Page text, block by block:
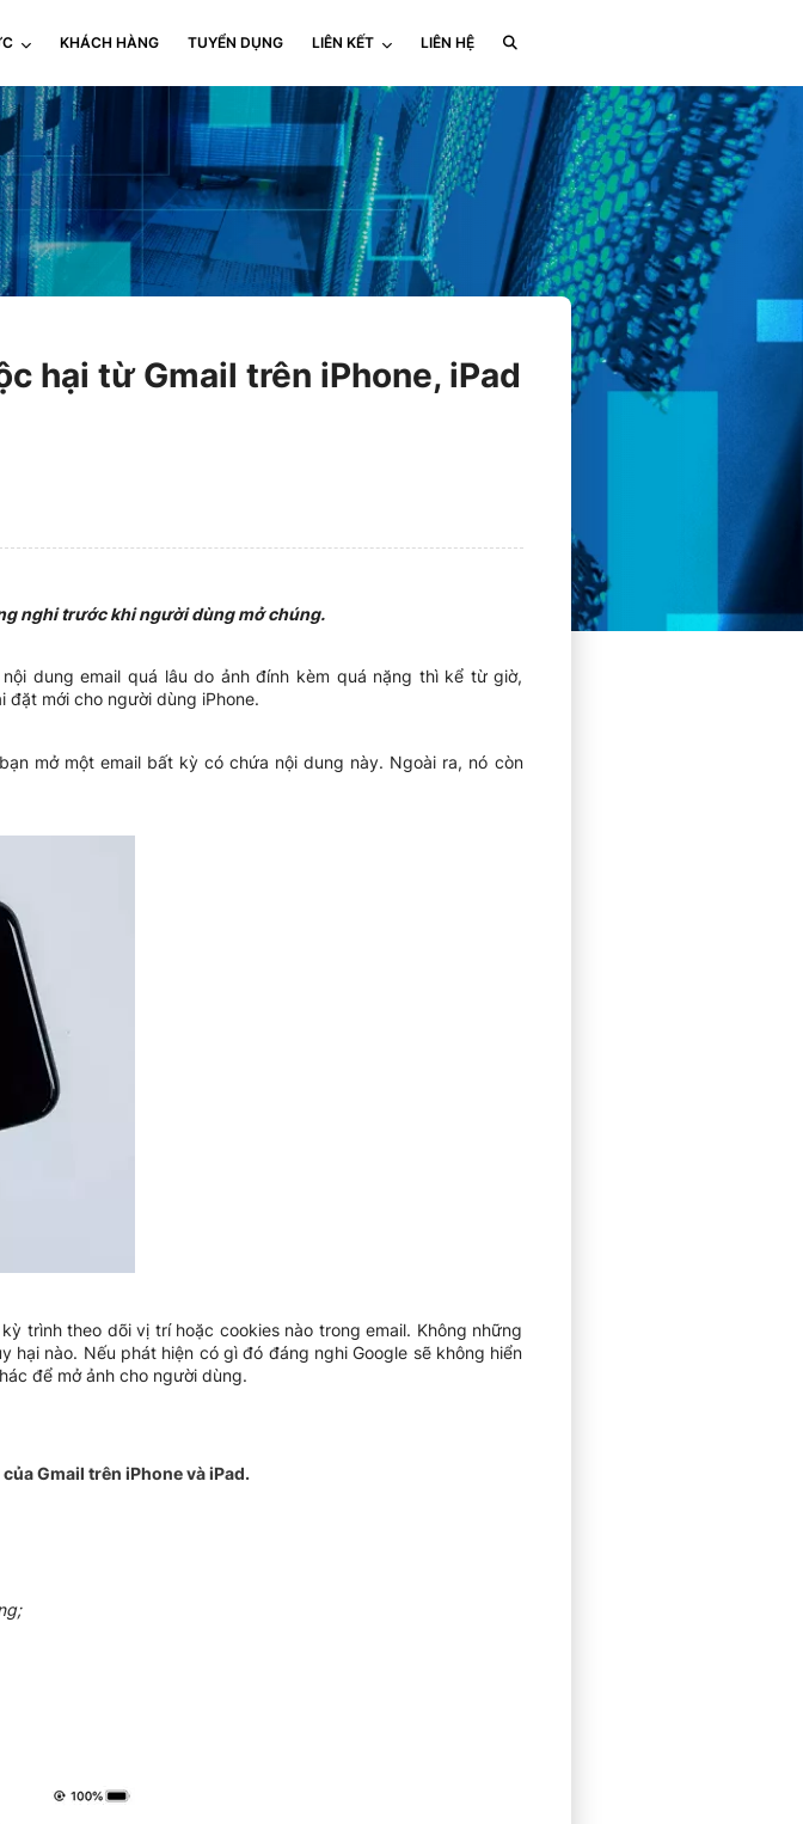
KHÁCH HÀNG TUYỂN DỤNG LIÊN KẾT LIÊN HỆ
hại từ Gmail trên iPhone, iPad
nghi trước khi người dùng mở chúng.
dung email quá lâu do ảnh đính kèm quá nặng thì kể từ giờ,
đặt mới cho người dùng iPhone.
mở một email bất kỳ có chứa nội dung này. Ngoài ra, nó còn
trình theo dõi vị trí hoặc cookies nào trong email. Không những
nào. Nếu phát hiện có gì đó đáng nghi Google sẽ không hiển
để mở ảnh cho người dùng.
Gmail trên iPhone và iPad.